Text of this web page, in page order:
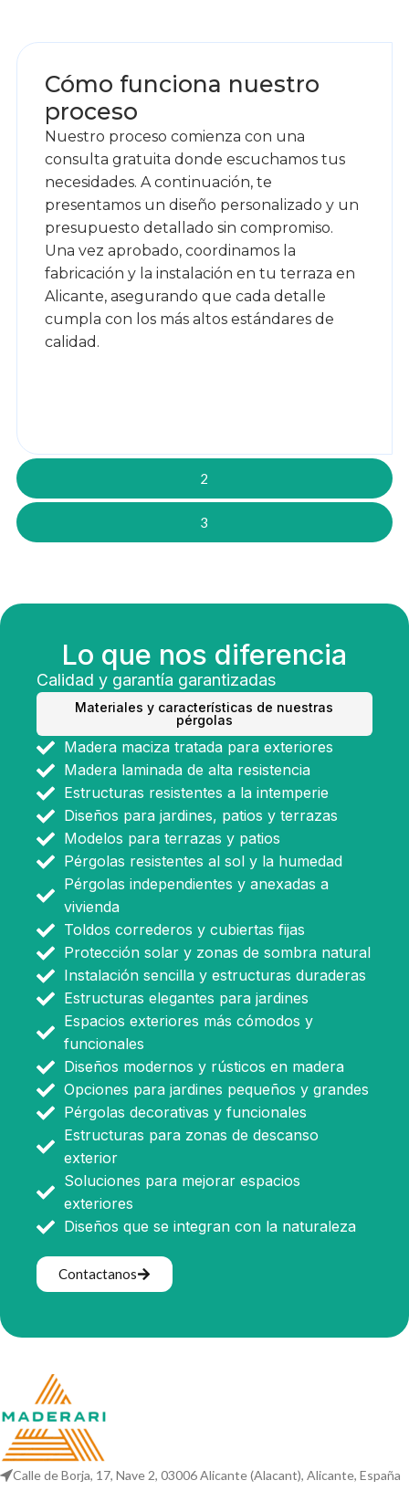
2
3
Cómo funciona nuestro
proceso
Nuestro proceso comienza con una
consulta gratuita donde escuchamos tus
necesidades. A continuación, te
presentamos un diseño personalizado y un
presupuesto detallado sin compromiso.
Una vez aprobado, coordinamos la
fabricación y la instalación en tu terraza en
Alicante, asegurando que cada detalle
cumpla con los más altos estándares de
calidad.
Lo que nos diferencia
Calidad y garantía garantizadas
Materiales y características de nuestras
pérgolas
Madera maciza tratada para exteriores
Madera laminada de alta resistencia
Estructuras resistentes a la intemperie
Diseños para jardines, patios y terrazas
Modelos para terrazas y patios
Pérgolas resistentes al sol y la humedad
Pérgolas independientes y anexadas a
vivienda
Toldos correderos y cubiertas fijas
Protección solar y zonas de sombra natural
Instalación sencilla y estructuras duraderas
Estructuras elegantes para jardines
Espacios exteriores más cómodos y
funcionales
Diseños modernos y rústicos en madera
Opciones para jardines pequeños y grandes
Pérgolas decorativas y funcionales
Estructuras para zonas de descanso
exterior
Soluciones para mejorar espacios
exteriores
Diseños que se integran con la naturaleza
Contactanos
Calle de Borja, 17, Nave 2, 03006 Alicante (Alacant), Alicante, España